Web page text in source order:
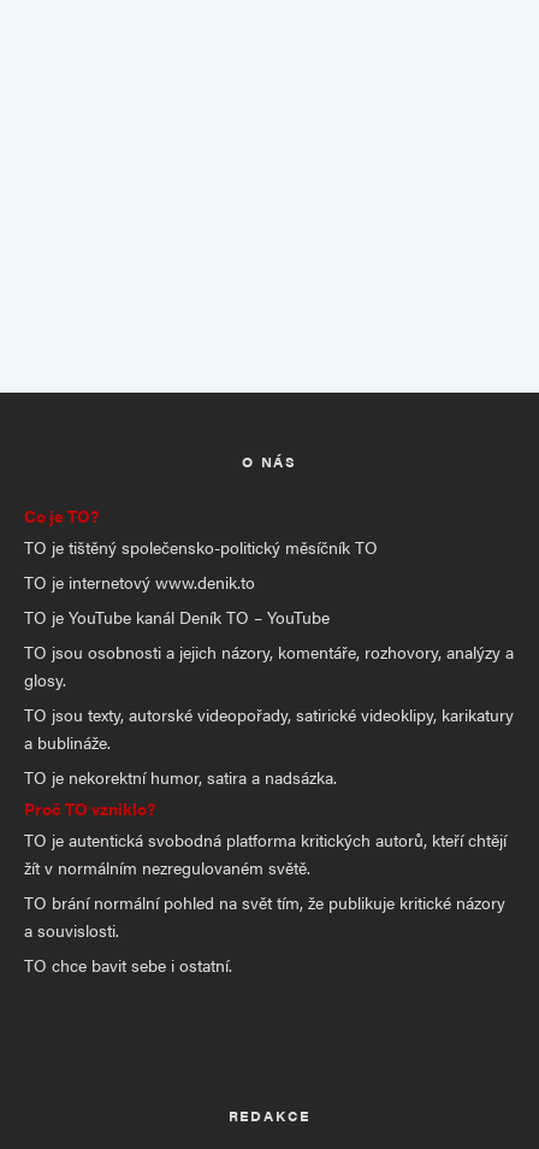
O NÁS
Co je TO?
TO je tištěný společensko-politický měsíčník TO
TO je internetový www.denik.to
TO je YouTube kanál Deník TO – YouTube
TO jsou osobnosti a jejich názory, komentáře, rozhovory, analýzy a
glosy.
TO jsou texty, autorské videopořady, satirické videoklipy, karikatury
a bublináže.
TO je nekorektní humor, satira a nadsázka.
Proč TO vzniklo?
TO je autentická svobodná platforma kritických autorů, kteří chtějí
žít v normálním nezregulovaném světě.
TO brání normální pohled na svět tím, že publikuje kritické názory
a souvislosti.
TO chce bavit sebe i ostatní.
REDAKCE